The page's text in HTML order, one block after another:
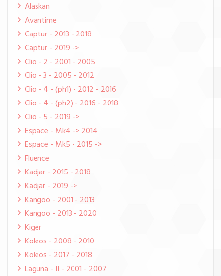
Alaskan
Avantime
Captur - 2013 - 2018
Captur - 2019 ->
Clio - 2 - 2001 - 2005
Clio - 3 - 2005 - 2012
Clio - 4 - (ph1) - 2012 - 2016
Clio - 4 - (ph2) - 2016 - 2018
Clio - 5 - 2019 ->
Espace - Mk4 -> 2014
Espace - Mk5 - 2015 ->
Fluence
Kadjar - 2015 - 2018
Kadjar - 2019 ->
Kangoo - 2001 - 2013
Kangoo - 2013 - 2020
Kiger
Koleos - 2008 - 2010
Koleos - 2017 - 2018
Laguna - II - 2001 - 2007